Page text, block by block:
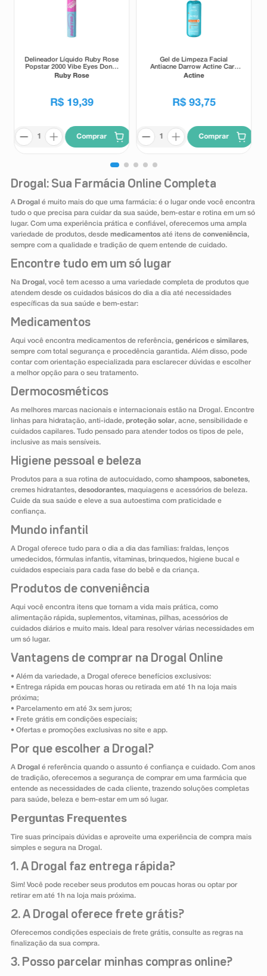
Delineador Líquido Ruby Rose
Popstar 2000 Vibe Eyes Don' t
Lie Preto 5,5g
Ruby Rose
R$ 19,39
Comprar
Gel de Limpeza Facial
Antiacne Darrow Actine Care
Alta Tolerância 400g
Actine
R$ 93,75
Comprar
Drogal: Sua Farmácia Online Completa
A Drogal é muito mais do que uma farmácia: é o lugar onde você encontra
tudo o que precisa para cuidar da sua saúde, bem-estar e rotina em um só
lugar. Com uma experiência prática e confiável, oferecemos uma ampla
variedade de produtos, desde medicamentosaté itens de conveniência,
sempre com a qualidade e tradição de quem entende de cuidado.
Encontre tudo em um só lugar
Na Drogal , você tem acesso a uma variedade completa de produtos que
atendem desde os cuidados básicos do dia a dia até necessidades
específicas da sua saúde e bem-estar:
Medicamentos
Aqui você encontra medicamentos de referência, genéricose similares,
sempre com total segurança e procedência garantida. Além disso, pode
contar com orientação especializada para esclarecer dúvidas e escolher
a melhor opção para o seu tratamento.
Dermocosméticos
As melhores marcas nacionais e internacionais estão na Drogal. Encontre
linhas para hidratação, anti-idade, proteção solar, acne, sensibilidade e
cuidados capilares. Tudo pensado para atender todos os tipos de pele,
inclusive as mais sensíveis.
Higiene pessoal e beleza
Produtos para a sua rotina de autocuidado, como shampoos, sabonetes,
cremes hidratantes, desodorantes, maquiagens e acessórios de beleza.
Cuide da sua saúde e eleve a sua autoestima com praticidade e
confiança.
Mundo infantil
A Drogal oferece tudo para o dia a dia das famílias: fraldas, lenços
umedecidos, fórmulas infantis, vitaminas, brinquedos, higiene bucal e
cuidados especiais para cada fase do bebê e da criança.
Produtos de conveniência
Aqui você encontra itens que tornam a vida mais prática, como
alimentação rápida, suplementos, vitaminas, pilhas, acessórios de
cuidados diários e muito mais. Ideal para resolver várias necessidades em
um só lugar.
Vantagens de comprar na Drogal Online
• Além da variedade, a Drogal oferece benefícios exclusivos:
• Entrega rápida em poucas horas ou retirada em até 1h na loja mais
próxima;
• Parcelamento em até 3x sem juros;
• Frete grátis em condições especiais;
• Ofertas e promoções exclusivas no site e app.
Por que escolher a Drogal?
A Drogal é referência quando o assunto é confiança e cuidado. Com anos
de tradição, oferecemos a segurança de comprar em uma farmácia que
entende as necessidades de cada cliente, trazendo soluções completas
para saúde, beleza e bem-estar em um só lugar.
Perguntas Frequentes
Tire suas principais dúvidas e aproveite uma experiência de compra mais
simples e segura na Drogal.
1. A Drogal faz entrega rápida?
Sim! Você pode receber seus produtos em poucas horas ou optar por
retirar em até 1h na loja mais próxima.
2. A Drogal oferece frete grátis?
Oferecemos condições especiais de frete grátis, consulte as regras na
finalização da sua compra.
3. Posso parcelar minhas compras online?